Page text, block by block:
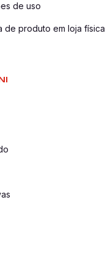
de uso
de produto em loja física